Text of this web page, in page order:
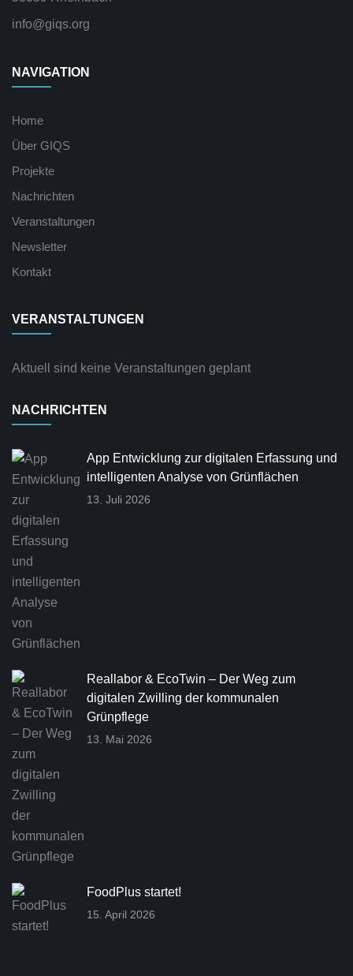
info@giqs.org
NAVIGATION
Home
Über GIQS
Projekte
Nachrichten
Veranstaltungen
Newsletter
Kontakt
VERANSTALTUNGEN
Aktuell sind keine Veranstaltungen geplant
NACHRICHTEN
App Entwicklung zur digitalen Erfassung und
intelligenten Analyse von Grünflächen
13. Juli 2026
Reallabor & EcoTwin – Der Weg zum
digitalen Zwilling der kommunalen
Grünpflege
13. Mai 2026
FoodPlus startet!
15. April 2026